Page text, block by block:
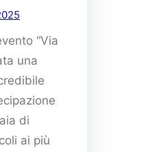
“Via
una
di
ai più